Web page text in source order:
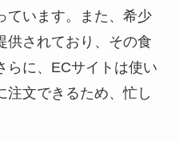
ています。また、希少
供されており、その食
らに、ECサイトは使い
注文できるため、忙し